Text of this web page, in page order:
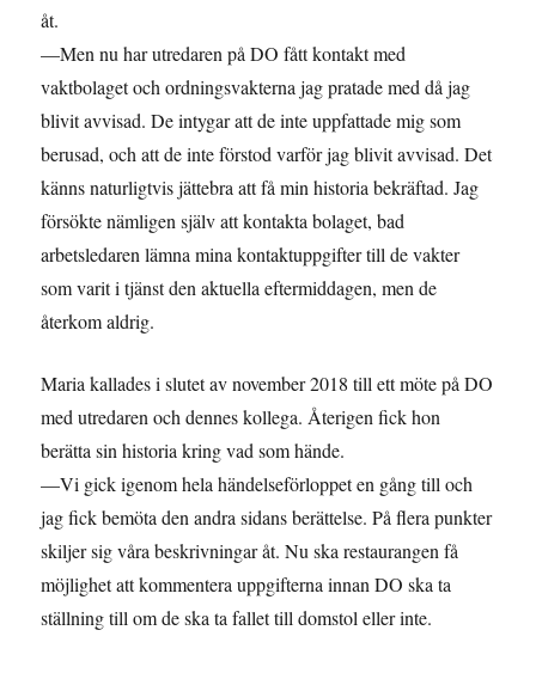
åt.
—Men nu har utredaren på DO fått kontakt med
vaktbolaget och ordningsvakterna jag pratade med då jag
blivit avvisad. De intygar att de inte uppfattade mig som
berusad, och att de inte förstod varför jag blivit avvisad. Det
känns naturligtvis jättebra att få min historia bekräftad. Jag
försökte nämligen själv att kontakta bolaget, bad
arbetsledaren lämna mina kontaktuppgifter till de vakter
som varit i tjänst den aktuella eftermiddagen, men de
återkom aldrig.
Maria kallades i slutet av november 2018 till ett möte på DO
med utredaren och dennes kollega. Återigen fick hon
berätta sin historia kring vad som hände.
—Vi gick igenom hela händelseförloppet en gång till och
jag fick bemöta den andra sidans berättelse. På flera punkter
skiljer sig våra beskrivningar åt. Nu ska restaurangen få
möjlighet att kommentera uppgifterna innan DO ska ta
ställning till om de ska ta fallet till domstol eller inte.